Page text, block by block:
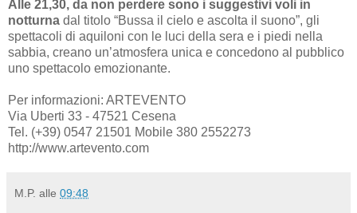
Alle 21,30, da non perdere sono i suggestivi voli in
notturna dal titolo “Bussa il cielo e ascolta il suono”, gli
spettacoli di aquiloni con le luci della sera e i piedi nella
sabbia, creano un’atmosfera unica e concedono al pubblico
uno spettacolo emozionante.
Per informazioni: ARTEVENTO
Via Uberti 33 - 47521 Cesena
Tel. (+39) 0547 21501 Mobile 380 2552273
http://www.artevento.com
M.P. alle 09:48